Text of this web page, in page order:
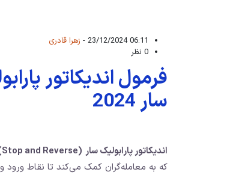
06:11 23/12/2024 -
زهرا قادری
0 نظر
فرمول اندیکاتور
سار 2024
اندیکاتور پارابولیک سار and Reverse)
که به معامله‌گران کمک می‌کند تا نقاط ورود و